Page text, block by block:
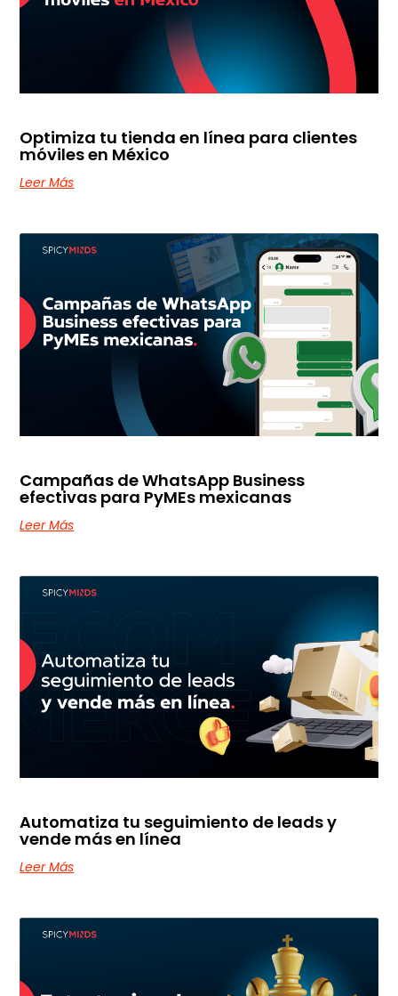
Optimiza tu tienda en línea para clientes
móviles en México
Leer Más
Campañas de WhatsApp Business
efectivas para PyMEs mexicanas
Leer Más
Automatiza tu seguimiento de leads y
vende más en línea
Leer Más